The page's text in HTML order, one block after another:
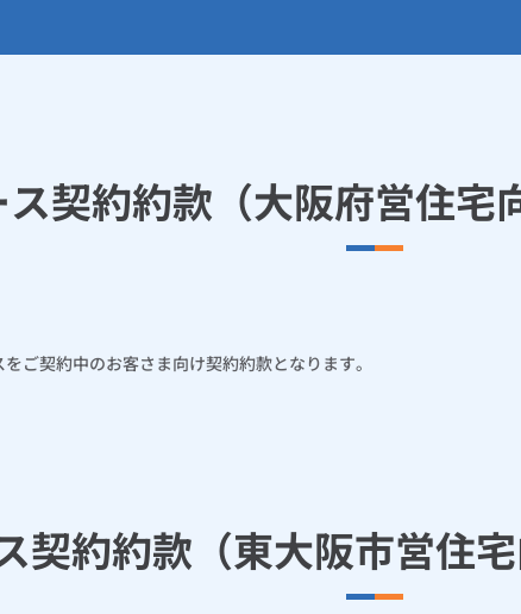
ス契約約款（大阪府営住宅
ご契約中のお客さま向け契約約款となります。
契約約款（東大阪市営住宅